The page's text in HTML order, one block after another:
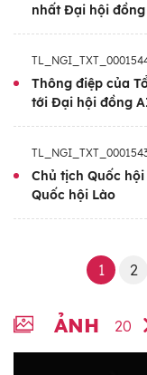
nhất Đại hội đồng
Thông điệp của
tới Đại hội đồng
Chủ tịch Quốc
Quốc hội Lào
1 2
ẢNH 20